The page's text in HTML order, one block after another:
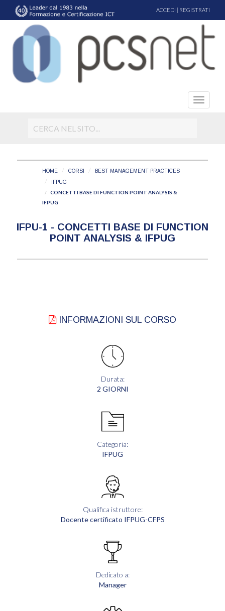
ACCEDI | REGISTRATI
HOME CORSI
BEST MANAGEMENT PRACTICES
IFPUG
CONCETTI BASE DI FUNCTION POINT ANALYSIS &
IFPUG
IFPU-1 - CONCETTI BASE DI FUNCTION
POINT ANALYSIS & IFPUG
INFORMAZIONI SUL CORSO
Durata:
2 GIORNI
Categoria:
IFPUG
Qualifica istruttore:
Docente certificato IFPUG-CFPS
Dedicato a:
Manager